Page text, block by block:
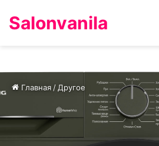
Salonvanila
Главная / Другое